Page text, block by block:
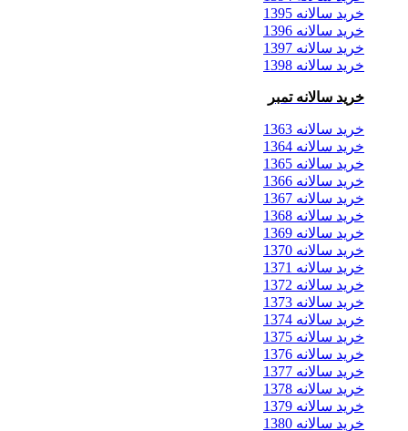
خرید سالانه 1395
خرید سالانه 1396
خرید سالانه 1397
خرید سالانه 1398
خرید سالانه تمبر
خرید سالانه 1363
خرید سالانه 1364
خرید سالانه 1365
خرید سالانه 1366
خرید سالانه 1367
خرید سالانه 1368
خرید سالانه 1369
خرید سالانه 1370
خرید سالانه 1371
خرید سالانه 1372
خرید سالانه 1373
خرید سالانه 1374
خرید سالانه 1375
خرید سالانه 1376
خرید سالانه 1377
خرید سالانه 1378
خرید سالانه 1379
خرید سالانه 1380